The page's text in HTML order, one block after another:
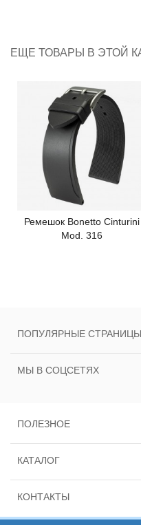
ЕЩЕ ТОВАРЫ В ЭТОЙ
Ремешок Bonetto Cinturini
Mod. 316
ПОПУЛЯРНЫЕ СТРАНИЦЫ
МЫ В СОЦСЕТЯХ
ПОЛЕЗНОЕ
КАТАЛОГ
КОНТАКТЫ